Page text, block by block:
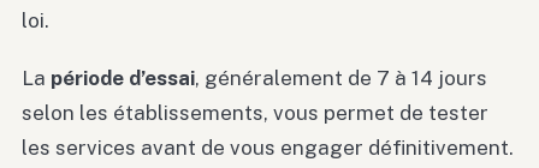
loi.
La période d’essai, généralement de 7 à 14 jours
selon les établissements, vous permet de tester
les services avant de vous engager définitivement.